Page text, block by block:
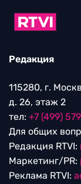
Редакция
115280, г.
д. 26, этаж 2
тел: +7 (499)
Для общих
Редакция RTVI:
Маркетинг/PR:
Реклама RTVI: